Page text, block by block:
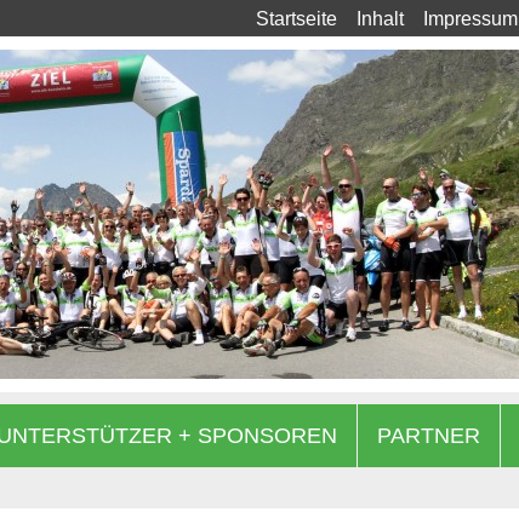
Startseite Inhalt Impressum
+ SPONSOREN PARTNER